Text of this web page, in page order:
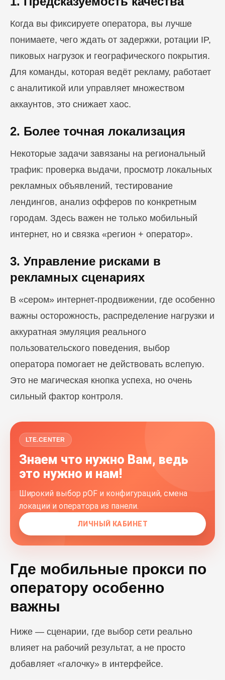
Когда вы фиксируете оператора, вы лучше
понимаете, чего ждать от задержки, ротации IP,
пиковых нагрузок и географического покрытия.
Для команды, которая ведёт рекламу, работает
с аналитикой или управляет множеством
аккаунтов, это снижает хаос.
2. Более точная локализация
Некоторые задачи завязаны на региональный
трафик: проверка выдачи, просмотр локальных
рекламных объявлений, тестирование
лендингов, анализ офферов по конкретным
городам. Здесь важен не только мобильный
интернет, но и связка «регион + оператор».
3. Управление рисками в
рекламных сценариях
В «сером» интернет-продвижении, где особенно
важны осторожность, распределение нагрузки и
аккуратная эмуляция реального
пользовательского поведения, выбор
оператора помогает не действовать вслепую.
Это не магическая кнопка успеха, но очень
сильный фактор контроля.
LTE.CENTER
Знаем что нужно Вам, ведь
это нужно и нам!
Широкий выбор pOF и конфигураций, смена
локации и оператора из панели.
ЛИЧНЫЙ КАБИНЕТ
Где мобильные прокси по
оператору особенно
важны
Ниже — сценарии, где выбор сети реально
влияет на рабочий результат, а не просто
добавляет «галочку» в интерфейсе.